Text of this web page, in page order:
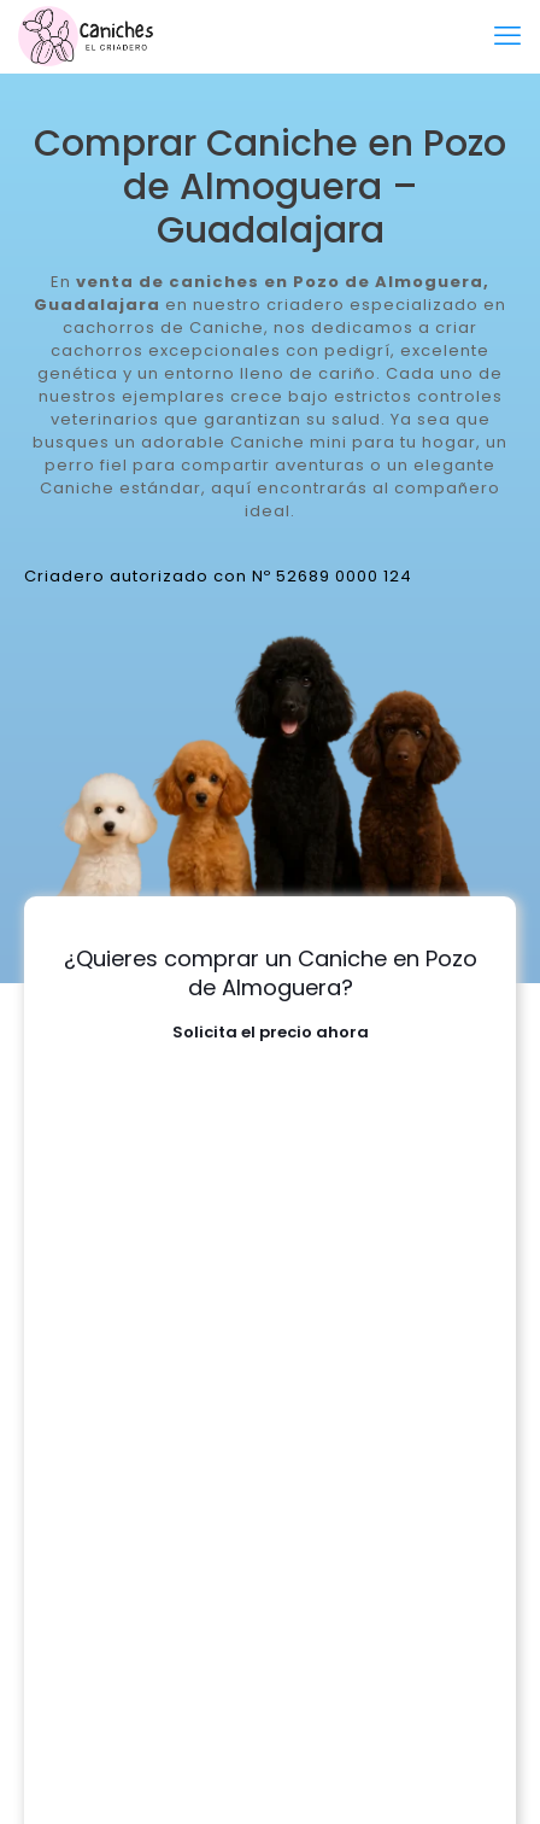
Comprar Caniche en Pozo
de Almoguera –
Guadalajara
En venta de caniches en Pozo de Almoguera,
Guadalajara en nuestro criadero especializado en
cachorros de Caniche, nos dedicamos a criar
cachorros excepcionales con pedigrí, excelente
genética y un entorno lleno de cariño. Cada uno de
nuestros ejemplares crece bajo estrictos controles
veterinarios que garantizan su salud. Ya sea que
busques un adorable Caniche mini para tu hogar, un
perro fiel para compartir aventuras o un elegante
Caniche estándar, aquí encontrarás al compañero
ideal.
Criadero autorizado con Nº 52689 0000 124
¿Quieres comprar un Caniche en Pozo
de Almoguera?
Solicita el precio ahora